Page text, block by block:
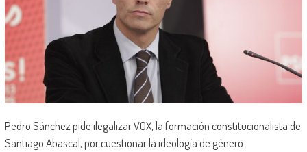
Pedro Sánchez pide ilegalizar VOX, la formación constitucionalista de
Santiago Abascal, por cuestionar la ideología de género.